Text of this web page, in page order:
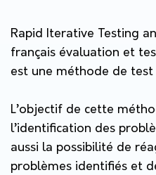
Rapid Iterative Testing
français évaluation et
est une méthode de test
L’objectif de cette
l’identification des
aussi la possibilité de
problèmes identifiés et